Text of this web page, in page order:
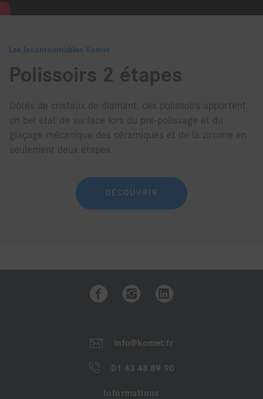
Les Incontournables Komet
Polissoirs 2 étapes
Dôtés de cristaux de diamant, ces polissoirs apportent
un bel état de surface lors du pré-polissage et du
glaçage mécanique des céramiques et de la zircone en
seulement deux étapes.
DÉCOUVRIR
info@komet.fr
01 43 48 89 90
Informations